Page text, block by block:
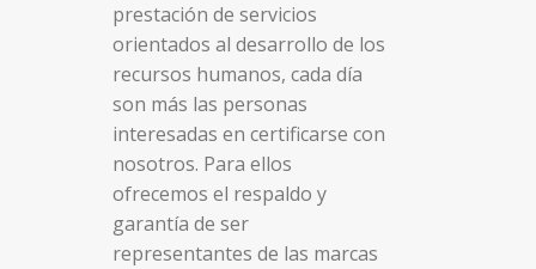
prestación de servicios
orientados al desarrollo de los
recursos humanos, cada día
son más las personas
interesadas en certificarse con
nosotros. Para ellos
ofrecemos el respaldo y
garantía de ser
representantes de las marcas